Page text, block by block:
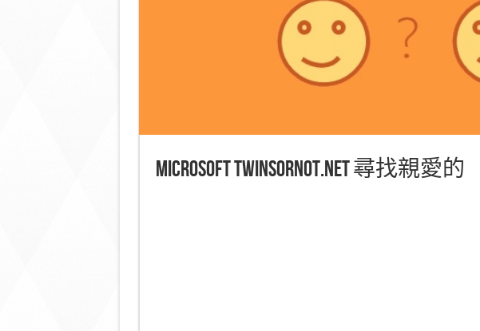
Microsoft TwinsOrNot.net 尋找親愛的